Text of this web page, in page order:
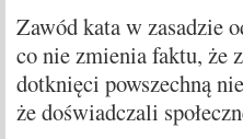
Zawód kata w zasadzie
co nie zmienia faktu, że
dotknięci powszechną
że doświadczali